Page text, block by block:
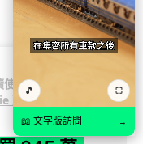
使用
政
同意嚴禁
🎵 ⛶
📖 文字版訪問 →